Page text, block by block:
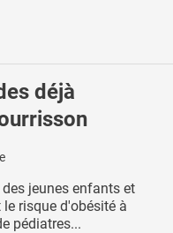
déjà
jeunes enfants et
risque d'obésité à
pédiatres...